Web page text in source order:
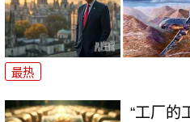
最热
“工厂的